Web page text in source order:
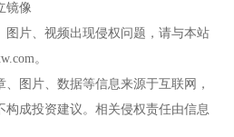
镜像
图片、视频出现侵权问题，请与本站
。
图片、数据等信息来源于互联网，
构成投资建议。相关侵权责任由信息